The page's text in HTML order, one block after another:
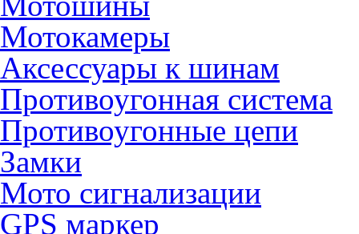
Мотокамеры
Аксессуары к шинам
Противоугонная система
Противоугонные цепи
Замки
Мото сигнализации
GPS маркер